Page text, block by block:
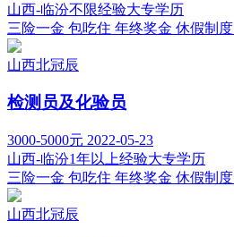
山西-临汾不限经验大专学历
三险一金 包吃住 年终奖金 休假制度
山西北冠辰
检测员及化验员
3000-5000元 2022-05-23
山西-临汾1年以上经验大专学历
三险一金 包吃住 年终奖金 休假制度
山西北冠辰